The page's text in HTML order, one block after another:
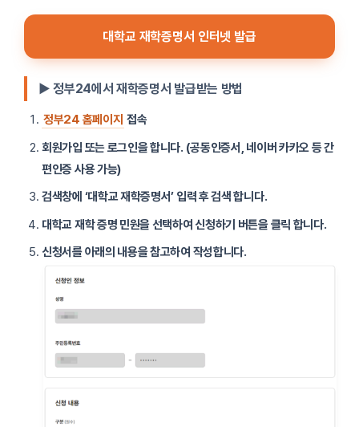
대학교 재학증명서 인터넷 발급
▶ 정부24에서 재학증명서 발급받는 방법
정부24 홈페이지 접속
회원가입 또는 로그인을 합니다. (공동인증서, 네이버 카카오 등 간
편인증 사용 가능)
검색창에 ‘대학교 재학증명서’ 입력 후 검색 합니다.
대학교 재학 증명 민원을 선택하여 신청하기 버튼을 클릭 합니다.
신청서를 아래의 내용을 참고하여 작성합니다.